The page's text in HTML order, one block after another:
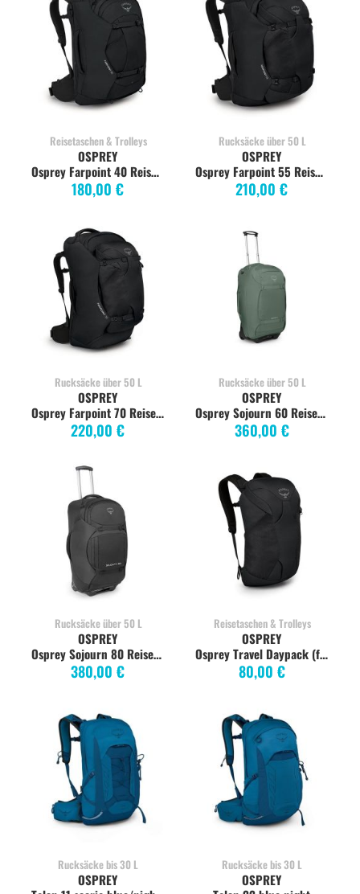
Reisetaschen & Trolleys
Osprey Farpoint 40 Reiserucksack, schwarz
180,00 €
OSPREY
Rucksäcke über 50 L
Osprey Farpoint 55 Reiserucksack, schwarz
210,00 €
OSPREY
Rucksäcke über 50 L
Osprey Farpoint 70 Reiserucksack, schwarz
220,00 €
OSPREY
Rucksäcke über 50 L
Osprey Sojourn 60 Reiserucksack Trolley, koseret green
360,00 €
OSPREY
Rucksäcke über 50 L
Osprey Sojourn 80 Reiserucksack Trolley, schwarz
380,00 €
OSPREY
Reisetaschen & Trolleys
Osprey Travel Daypack (für Farpoint/Fairview), schwarz
80,00 €
OSPREY
Rucksäcke bis 30 L
OSPREY
Rucksäcke bis 30 L
OSPREY